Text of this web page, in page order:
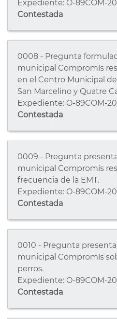
Expediente: O-89COM-
Contestada
0008 - Pregunta
municipal Compromís
en el Centro Municipal
San Marcelino y Quatre
Expediente: O-89COM-
Contestada
0009 - Pregunta
municipal Compromís
frecuencia de la EMT.
Expediente: O-89COM-
Contestada
0010 - Pregunta
municipal Compromís
perros.
Expediente: O-89COM-
Contestada